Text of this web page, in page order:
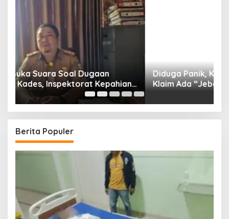
Diduga Panik, Klarifikasi Kades Hasan Suri:
Klaim Ada “Jebakan” dan Tekanan Psikologis
Saat Mediasi, Kades Karang Anyar Bantah
Tegas
Berita Populer